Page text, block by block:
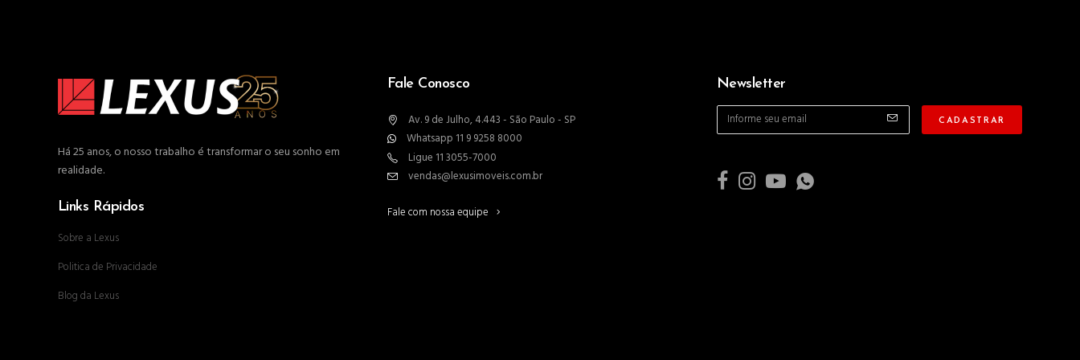
Há 25 anos, o nosso trabalho é transformar o seu sonho em
realidade.
Links Rápidos
Sobre a Lexus
Politica de Privacidade
Blog da Lexus
Fale Conosco
Av. 9 de Julho, 4.443 - São Paulo - SP
Whatsapp 11 9 9258 8000
Ligue 11 3055-7000
vendas@lexusimoveis.com.br
Fale com nossa equipe
Newsletter